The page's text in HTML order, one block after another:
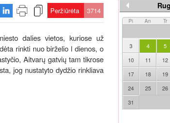
Peržiūrėta 3714
dalies vietos, kuriose už
rinkti nuo birželio l dienos, o
Aitvarų gatvių tam tikrose
jog nustatyto dydžio rinkliava
Pi An Tr
3
4 5
10
11 12
17
18 19
24
25 26
31